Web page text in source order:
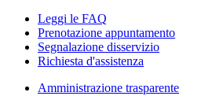
Leggi le FAQ
Prenotazione appuntamento
Segnalazione disservizio
Richiesta d'assistenza
Amministrazione trasparente